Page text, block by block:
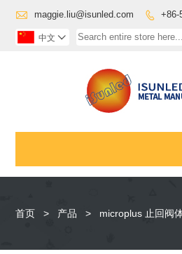
 maggie.liu@isunled.com  +86-
中文 
首页 > 产品 > microplus 止回阀